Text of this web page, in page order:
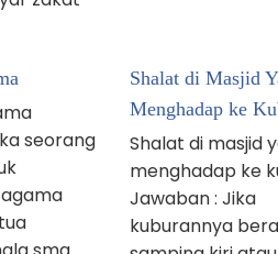
seorang
Shalat di Masjid
Menghadap ke
Shalat di masjid
menghadap ke
Jawaban : Jika
kuburannya